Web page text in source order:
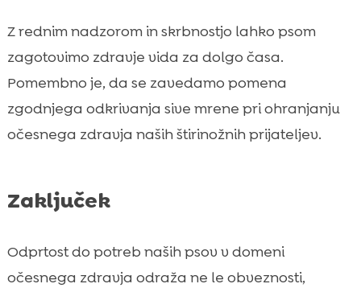
Z rednim nadzorom in skrbnostjo lahko psom
zagotovimo zdravje vida za dolgo časa.
Pomembno je, da se zavedamo pomena
zgodnjega odkrivanja sive mrene pri ohranjanju
očesnega zdravja naših štirinožnih prijateljev.
Zaključek
Odprtost do potreb naših psov v domeni
očesnega zdravja odraža ne le obveznosti,